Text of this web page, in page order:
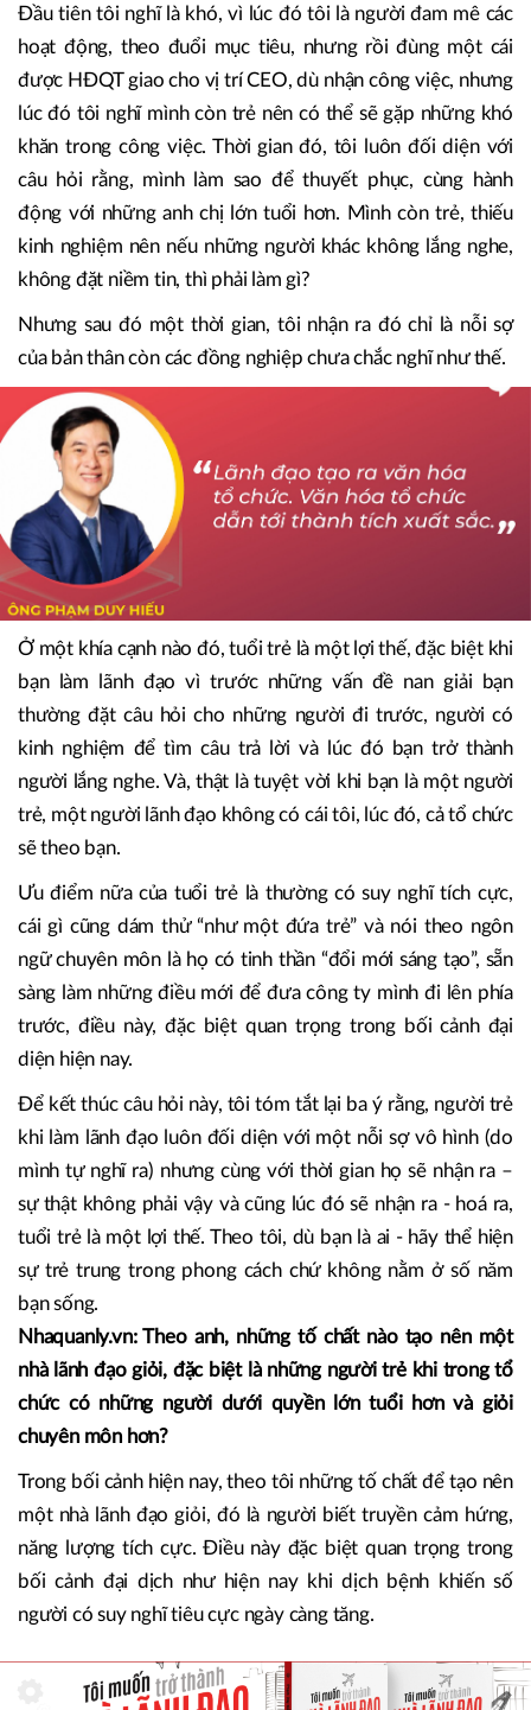
Nhaquanly.vn: Anh được biết đến là CEO một ngân hàng
trẻ nhất Việt Nam vào thời điểm được bổ nhiệm, theo anh,
người trẻ ở vị trí lãnh đạo dễ hay khó?
Đầu tiên tôi nghĩ là khó, vì lúc đó tôi là người đam mê các
hoạt động, theo đuổi mục tiêu, nhưng rồi đùng một cái
được HĐQT giao cho vị trí CEO, dù nhận công việc, nhưng
lúc đó tôi nghĩ mình còn trẻ nên có thể sẽ gặp những khó
câu hỏi rằng, mình làm sao để thuyết phục, cùng hành
động với những anh chị lớn tuổi hơn. Mình còn trẻ, thiếu
kinh nghiệm nên nếu những người khác không lắng nghe,
không đặt niềm tin, thì phải làm gì?
Nhưng sau đó một thời gian, tôi nhận ra đó chỉ là nỗi sợ
của bản thân còn các đồng nghiệp chưa chắc nghĩ như thế.
Ở một khía cạnh nào đó, tuổi trẻ là một lợi thế, đặc biệt khi
bạn làm lãnh đạo vì trước những vấn đề nan giải bạn
kinh nghiệm để tìm câu trả lời và lúc đó bạn trở thành
người lắng nghe. Và, thật là tuyệt vời khi bạn là một người
trẻ, một người lãnh đạo không có cái tôi, lúc đó, cả tổ chức
sẽ theo bạn.
Ưu điểm nữa của tuổi trẻ là thường có suy nghĩ tích cực,
ngữ chuyên môn là họ có tinh thần “đổi mới sáng tạo”, sẵn
sàng làm những điều mới để đưa công ty mình đi lên phía
trước, điều này, đặc biệt quan trọng trong bối cảnh đại
diện hiện nay.
Để kết thúc câu hỏi này, tôi tóm tắt lại ba ý rằng, người trẻ
khi làm lãnh đạo luôn đối diện với một nỗi sợ vô hình (do
mình tự nghĩ ra) nhưng cùng với thời gian họ sẽ nhận ra –
sự thật không phải vậy và cũng lúc đó sẽ nhận ra - hoá ra,
tuổi trẻ là một lợi thế. Theo tôi, dù bạn là ai - hãy thể hiện
sự trẻ trung trong phong cách chứ không nằm ở số năm
Nhaquanly.vn: Theo anh, những tố chất nào tạo nên một
nhà lãnh đạo giỏi, đặc biệt là những người trẻ khi trong tổ
chức có những người dưới quyền lớn tuổi hơn và giỏi
chuyên môn hơn?
một nhà lãnh đạo giỏi, đó là người biết truyền cảm hứng,